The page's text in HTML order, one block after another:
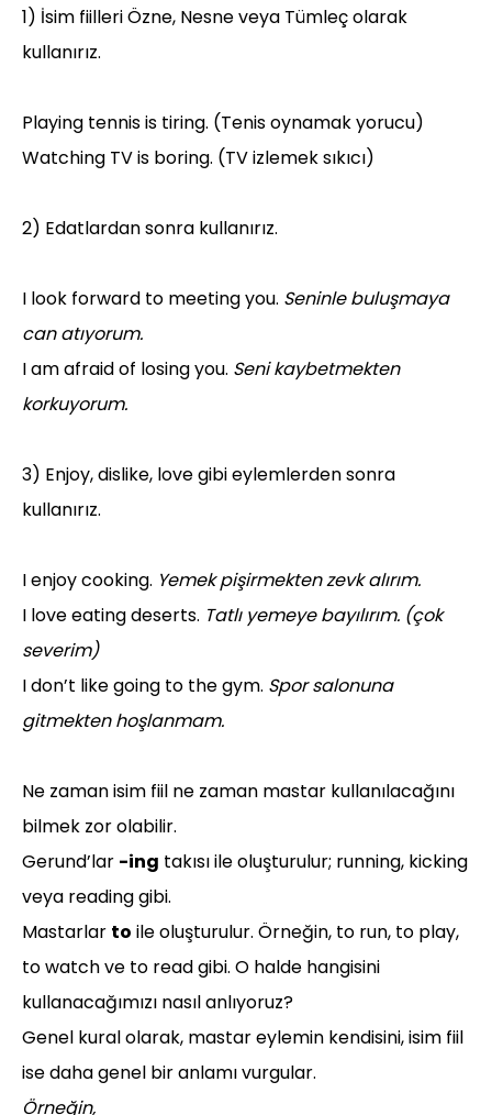
1) İsim fiilleri Özne, Nesne veya Tümleç olarak
kullanırız.
Playing tennis is tiring. (Tenis oynamak yorucu)
Watching TV is boring. (TV izlemek sıkıcı)
2) Edatlardan sonra kullanırız.
I look forward to meeting you. Seninle buluşmaya
can atıyorum.
I am afraid of losing you. Seni kaybetmekten
korkuyorum.
3) Enjoy, dislike, love gibi eylemlerden sonra
kullanırız.
I enjoy cooking. Yemek pişirmekten zevk alırım.
I love eating deserts. Tatlı yemeye bayılırım. (çok
severim)
I don’t like going to the gym. Spor salonuna
gitmekten hoşlanmam.
Ne zaman isim fiil ne zaman mastar kullanılacağını
bilmek zor olabilir.
Gerund’lar -ing takısı ile oluşturulur; running, kicking
veya reading gibi.
Mastarlar to ile oluşturulur. Örneğin, to run, to play,
to watch ve to read gibi. O halde hangisini
kullanacağımızı nasıl anlıyoruz?
Genel kural olarak, mastar eylemin kendisini, isim fiil
ise daha genel bir anlamı vurgular.
Örneğin,